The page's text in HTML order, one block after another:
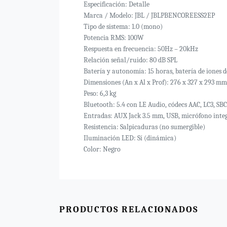
Especificación: Detalle
Marca / Modelo: JBL / JBLPBENCOREESS2EP
Tipo de sistema: 1.0 (mono)
Potencia RMS: 100W
Respuesta en frecuencia: 50Hz – 20kHz
Relación señal/ruido: 80 dB SPL
Batería y autonomía: 15 horas, batería de iones
Dimensiones (An x Al x Prof): 276 x 327 x 293 mm
Peso: 6,3 kg
Bluetooth: 5.4 con LE Audio, códecs AAC, LC3, SBC
Entradas: AUX Jack 3.5 mm, USB, micrófono
Resistencia: Salpicaduras (no sumergible)
Iluminación LED: Sí (dinámica)
Color: Negro
PRODUCTOS RELACIONADOS